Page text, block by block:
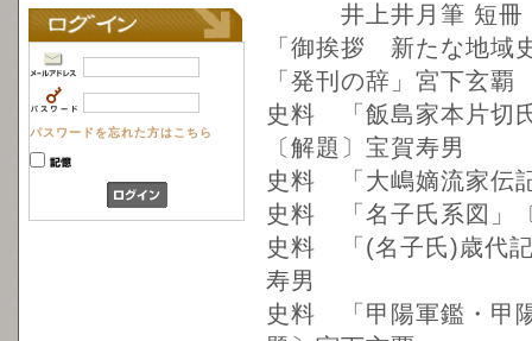
パスワードを忘れた方はこちら
井上井月筆 短冊「
「御挨拶 新たな地域
「発刊の辞」宮下玄覇
史料 「飯島家本片切
〔解題〕宝賀寿男
史料 「大嶋嫡流家伝
史料 「名子氏系図」
史料 「(名子氏)歳代
寿男
史料 「甲陽軍鑑・甲